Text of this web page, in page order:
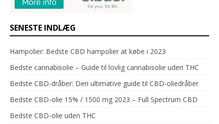
SENESTE INDLÆG
Hampolier: Bedste CBD hampolier at købe i 2023
Bedste cannabisolie – Guide til lovlig cannabisolie uden THC
Bedste CBD-dråber: Den ultimative guide til CBD-oliedråber
Bedste CBD-olie 15% / 1500 mg 2023 – Full Spectrum CBD
Bedste CBD-olie uden THC